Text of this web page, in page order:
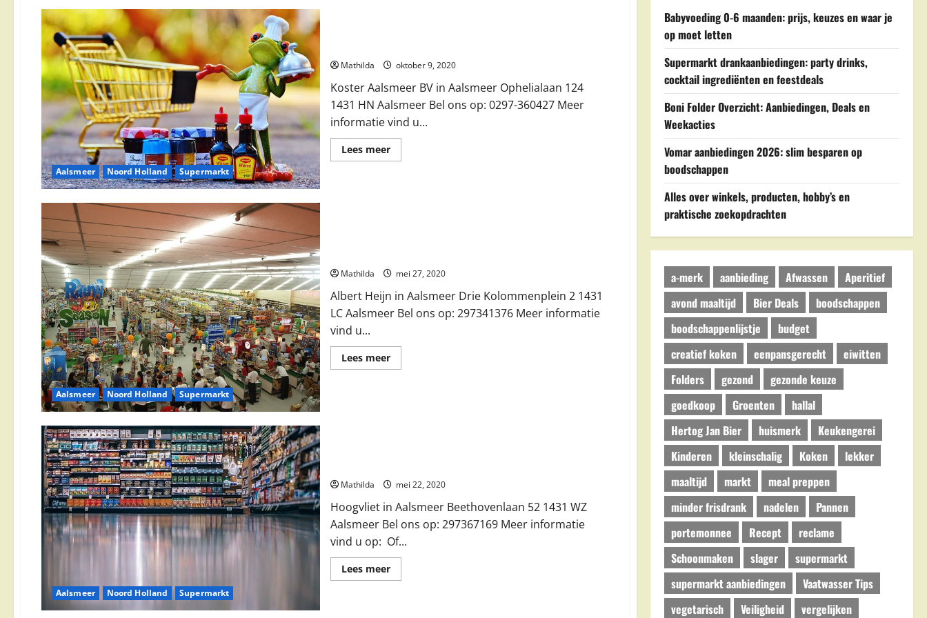
Aalsmeer Noord Holland Supermarkt
Mathilda oktober 9, 2020
Koster Aalsmeer BV in Aalsmeer Ophelialaan 124
1431 HN Aalsmeer Bel ons op: 0297-360427 Meer
informatie vind u...
Lees meerLees
meer
Aalsmeer Noord Holland Supermarkt
Mathilda mei 27, 2020
Albert Heijn in Aalsmeer Drie Kolommenplein 2 1431
LC Aalsmeer Bel ons op: 297341376 Meer informatie
vind u...
Lees meerLees
meer
Aalsmeer Noord Holland Supermarkt
Mathilda mei 22, 2020
Hoogvliet in Aalsmeer Beethovenlaan 52 1431 WZ
Aalsmeer Bel ons op: 297367169 Meer informatie
vind u op: Of...
Lees meerLees
meer
Babyvoeding 0-6 maanden: prijs, keuzes en waar je
op moet letten
Supermarkt drankaanbiedingen: party drinks,
cocktail ingrediënten en feestdeals
Boni Folder Overzicht: Aanbiedingen, Deals en
Weekacties
Vomar aanbiedingen 2026: slim besparen op
boodschappen
Alles over winkels, producten, hobby’s en
praktische zoekopdrachten
a-merk aanbieding Afwassen
Aperitief
avond maaltijd
Bier Deals
boodschappen
boodschappenlijstje
budget
creatief koken
eenpansgerecht
eiwitten
Folders
gezond
gezonde keuze
goedkoop
Groenten
hallal
Hertog Jan Bier
huismerk
Keukengerei
Kinderen
kleinschalig Koken
lekker
maaltijd
markt
meal preppen
minder frisdrank
nadelen
Pannen
portemonnee
Recept
reclame
Schoonmaken
slager
supermarkt
supermarkt aanbiedingen
Vaatwasser Tips
vegetarisch
Veiligheid
vergelijken